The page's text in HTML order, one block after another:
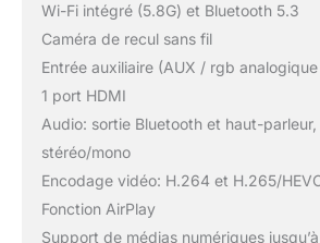
Wi-Fi intégré (5.8G) et Bluetooth 5.3
Caméra de recul sans fil
Entrée auxiliaire (AUX / rgb
1 port HDMI
Audio: sortie Bluetooth et haut-
stéréo/mono
Encodage vidéo: H.264 et H.265/
Fonction AirPlay
Support de médias numériques